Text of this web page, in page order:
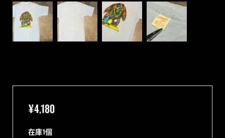
¥4,180
在庫1個